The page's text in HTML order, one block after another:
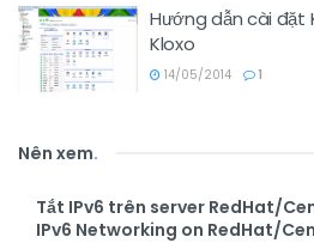
Hướng dẫn cài đặt
Kloxo
14/05/2014 1
Nên xem.
Tắt IPv6 trên server RedHat/
IPv6 Networking on RedHat/